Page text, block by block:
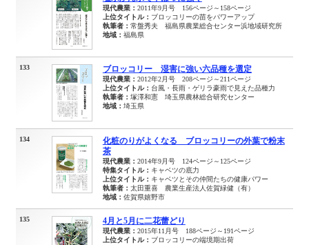
現代農業： 2011年9月号 156ページ～158ページ
上位タイトル： ブロッコリーの苗をパワーアップ
執筆者： 常盤秀夫 福島県農業総合センター浜地域研究所
地域： 福島県
133 ブロッコリー 湿害に強い六品種を選定
現代農業： 2012年2月号 208ページ～211ページ
上位タイトル： 台風・長雨・ゲリラ豪雨で見えた品種力
執筆者： 塚澤和憲 埼玉県農林総合研究センター
地域： 埼玉県
134
化粧のりがよくなる ブロッコリーの外葉で粉末
茶
現代農業： 2014年9月号 124ページ～125ページ
特集タイトル： キャベツの底力
上位タイトル： キャベツとその仲間たちの健康パワー
執筆者： 太田重喜 農業生産法人佐賀緑健（有）
地域： 佐賀県嬉野市
135 4月と5月に二花蕾どり
現代農業： 2015年11月号 188ページ～191ページ
上位タイトル： ブロッコリーの端境期出荷